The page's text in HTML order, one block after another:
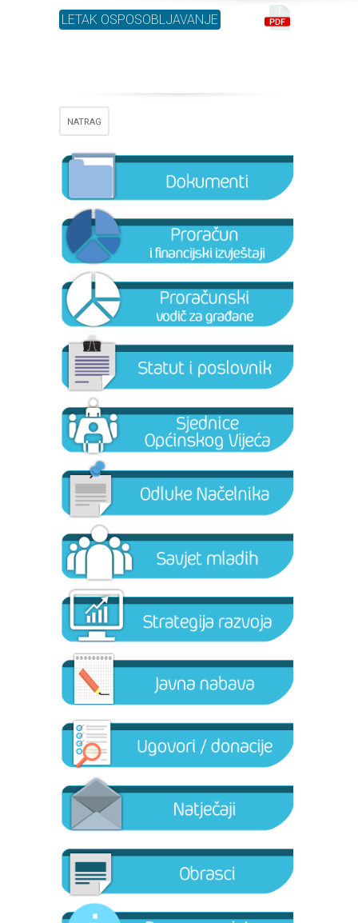
LETAK OSPOSOBLJAVANJE
NATRAG